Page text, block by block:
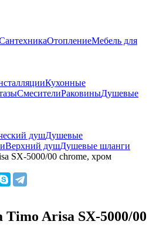
ОтоплениеМебель для
Кухонные
СмесителиРаковиныДушевые
душДушевые
Верхний душДушевые шланги
SX-5000/00 chrome, хром
Timo Arisa SX-5000/00